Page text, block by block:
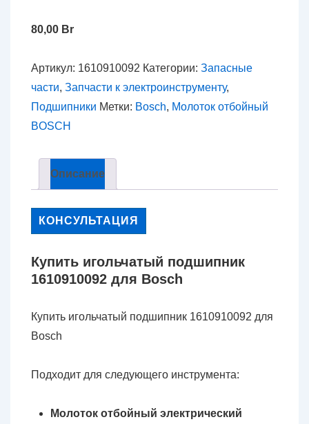
80,00 Br
Артикул: 1610910092 Категории: Запасные
части, Запчасти к электроинструменту,
Подшипники Метки: Bosch, Молоток отбойный
BOSCH
Описание
КОНСУЛЬТАЦИЯ
Купить игольчатый подшипник
1610910092 для Bosch
Купить игольчатый подшипник 1610910092 для
Bosch
Подходит для следующего инструмента:
Молоток отбойный электрический